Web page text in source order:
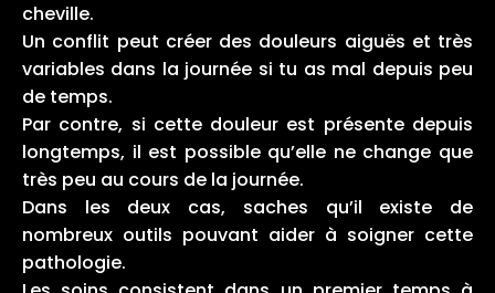
cheville.
Un conflit peut créer des douleurs aiguës et très
variables dans la journée si tu as mal depuis peu
de temps.
Par contre, si cette douleur est présente depuis
longtemps, il est possible qu’elle ne change que
très peu au cours de la journée.
Dans les deux cas, saches qu’il existe de
nombreux outils pouvant aider à soigner cette
pathologie.